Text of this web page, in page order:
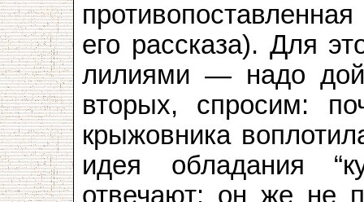
его рассказа). Для
лилиями — надо
вторых, спросим:
крыжовника
идея обладания
отвечают: он же не